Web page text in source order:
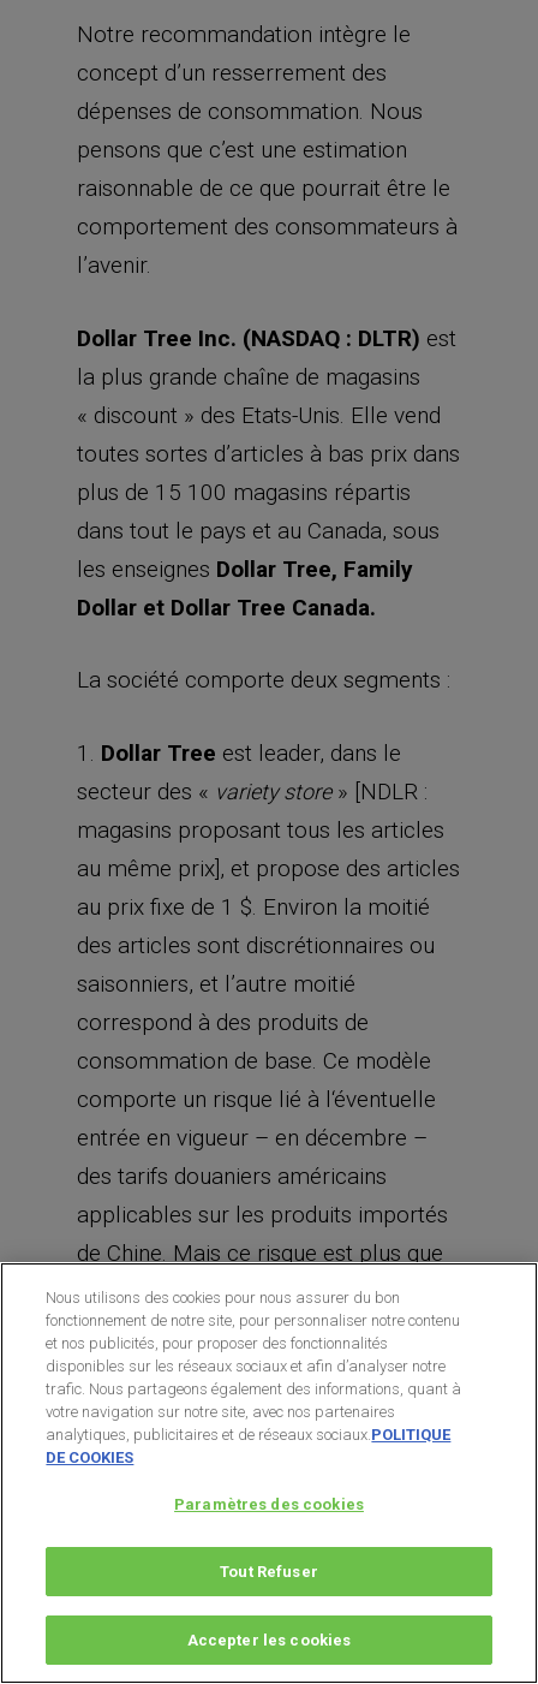
Notre recommandation intègre le
concept d’un resserrement des
dépenses de consommation. Nous
pensons que c’est une estimation
raisonnable de ce que pourrait être le
comportement des consommateurs à
l’avenir.
Dollar Tree Inc. (NASDAQ : DLTR) est
la plus grande chaîne de magasins
« discount » des Etats-Unis. Elle vend
toutes sortes d’articles à bas prix dans
plus de 15 100 magasins répartis
dans tout le pays et au Canada, sous
les enseignes Dollar Tree, Family
Dollar et Dollar Tree Canada.
La société comporte deux segments :
1. Dollar Tree est leader, dans le
secteur des « variety store» [NDLR :
magasins proposant tous les articles
au même prix], et propose des articles
au prix fixe de 1 $. Environ la moitié
des articles sont discrétionnaires ou
saisonniers, et l’autre moitié
correspond à des produits de
consommation de base. Ce modèle
comporte un risque lié à l‘éventuelle
entrée en vigueur – en décembre –
des tarifs douaniers américains
applicables sur les produits importés
de Chine. Mais ce risque est plus que
compensé par le modèle économique
de chaque magasinDollar Tree.
Chaque magasin affiche des marges
bénéficiaires, une rotation des stocks
et un retour sur les capitaux investis
les risques posés par les tarifs
appliqués aux produits chinois, et elle
a un plan permettant d’en atténuer
l’impact s’ils entrent en vigueur.
Nous utilisons des cookies pour nous assurer du bon
fonctionnement de notre site, pour personnaliser notre contenu
et nos publicités, pour proposer des fonctionnalités
disponibles sur les réseaux sociaux et afin d’analyser notre
trafic. Nous partageons également des informations, quant à
votre navigation sur notre site, avec nos partenaires
analytiques, publicitaires et de réseaux sociaux.POLITIQUE
DE COOKIES
Paramètres des cookies
Tout Refuser
Accepter les cookies